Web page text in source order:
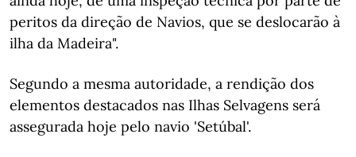
peritos da direção de Navios, que se deslocarão à
ilha da Madeira".
Segundo a mesma autoridade, a rendição dos
elementos destacados nas Ilhas Selvagens será
assegurada hoje pelo navio 'Setúbal'.